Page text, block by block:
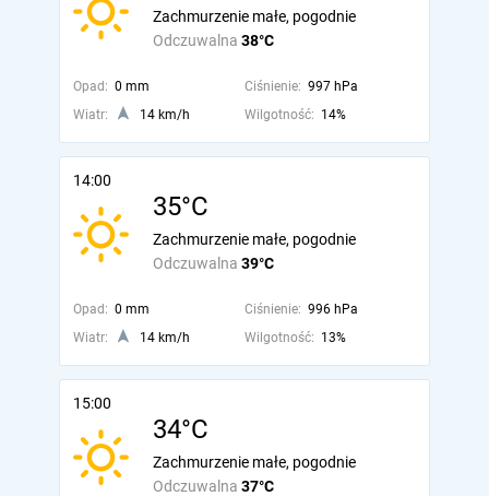
Odczuwalna 38°C
Zachmurzenie małe, pogodnie
Opad: 0 mm Ciśnienie: 997 hPa
Wiatr:
14 km/h Wilgotność: 14%
14:00
35°C
Odczuwalna 39°C
Zachmurzenie małe, pogodnie
Opad: 0 mm Ciśnienie: 996 hPa
Wiatr:
14 km/h Wilgotność: 13%
15:00
34°C
Odczuwalna 37°C
Zachmurzenie małe, pogodnie